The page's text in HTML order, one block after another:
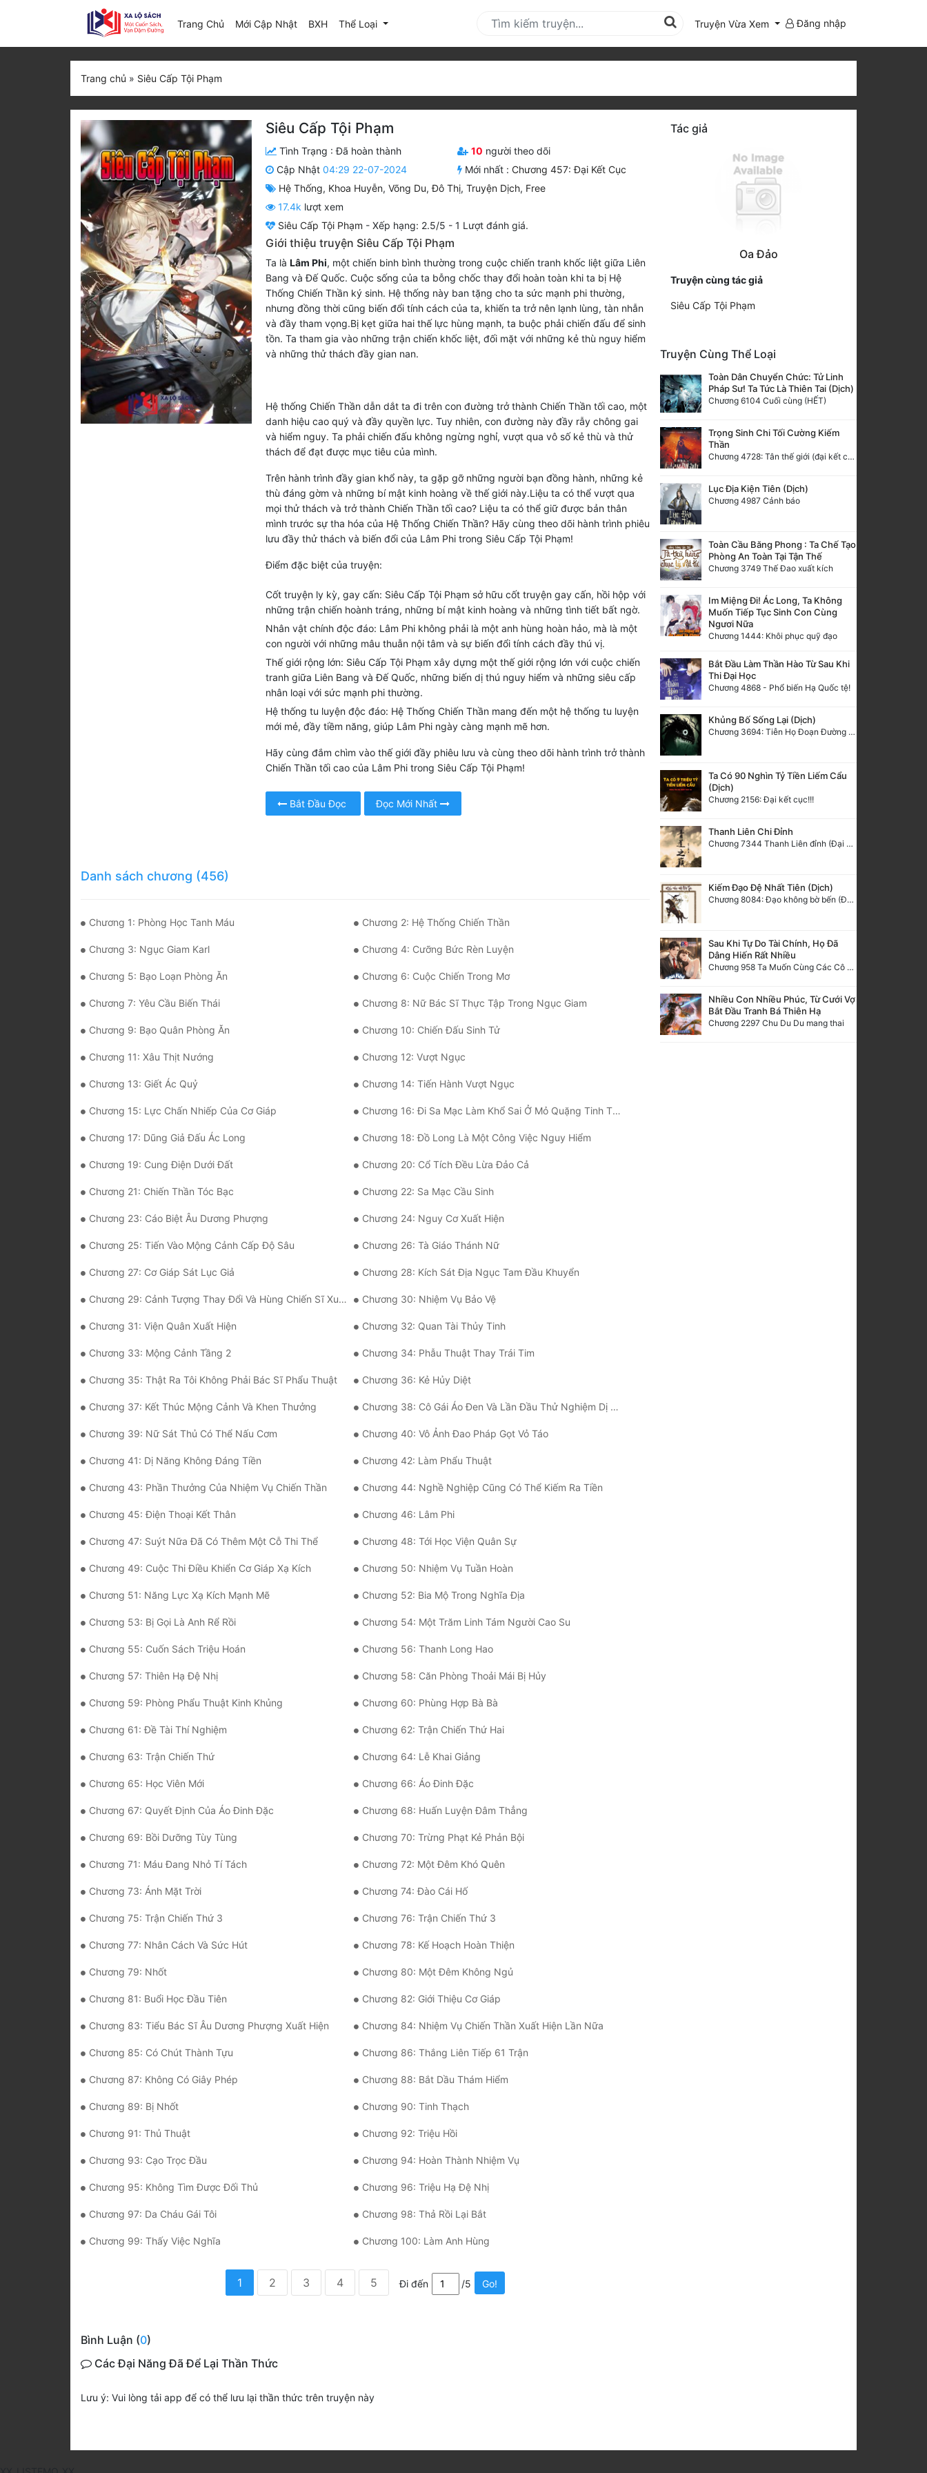
Trang Chủ Mới Cập Nhật(current)
BXH Thể Loại Truyện Vừa Xem Đăng nhập
Trang chủ » Siêu Cấp Tội Phạm
Siêu Cấp Tội Phạm
Tình Trạng :Đã hoàn thành 10 người theo dõi
Cập Nhật 04:29 22-07-2024 Mới nhất :Chương 457: Đại Kết Cục
Hệ Thống, Khoa Huyễn, Võng Du,Đô Thị, Truyện Dịch, Free
17.4k lượt xem
Siêu Cấp Tội Phạm - Xếp hạng: 2.5/5 - 1 Lượt đánh giá.
Giới thiệu truyện Siêu Cấp Tội Phạm
Ta là Lâm Phi, một chiến binh bình thường trong cuộc chiến tranh khốc liệt giữa Liên
Bang và Đế Quốc. Cuộc sống của ta bỗng chốc thay đổi hoàn toàn khi ta bị Hệ
Thống Chiến Thần ký sinh. Hệ thống này ban tặng cho ta sức mạnh phi thường,
nhưng đồng thời cũng biến đổi tính cách của ta, khiến ta trở nên lạnh lùng, tàn nhẫn
và đầy tham vọng.Bị kẹt giữa hai thế lực hùng mạnh, ta buộc phải chiến đấu để sinh
tồn. Ta tham gia vào những trận chiến khốc liệt, đối mặt với những kẻ thù nguy hiểm
và những thử thách đầy gian nan.
Hệ thống Chiến Thần dẫn dắt ta đi trên con đường trở thành Chiến Thần tối cao, một
danh hiệu cao quý và đầy quyền lực. Tuy nhiên, con đường này đầy rẫy chông gai
và hiểm nguy. Ta phải chiến đấu không ngừng nghỉ, vượt qua vô số kẻ thù và thử
thách để đạt được mục tiêu của mình.
Trên hành trình đầy gian khổ này, ta gặp gỡ những người bạn đồng hành, những kẻ
thù đáng gờm và những bí mật kinh hoàng về thế giới này.Liệu ta có thể vượt qua
mọi thử thách và trở thành Chiến Thần tối cao? Liệu ta có thể giữ được bản thân
mình trước sự tha hóa của Hệ Thống Chiến Thần? Hãy cùng theo dõi hành trình phiêu
lưu đầy thử thách và biến đổi của Lâm Phi trong Siêu Cấp Tội Phạm!
Điểm đặc biệt của truyện:
Cốt truyện ly kỳ, gay cấn: Siêu Cấp Tội Phạm sở hữu cốt truyện gay cấn, hồi hộp với
những trận chiến hoành tráng, những bí mật kinh hoàng và những tình tiết bất ngờ.
Nhân vật chính độc đáo: Lâm Phi không phải là một anh hùng hoàn hảo, mà là một
con người với những mâu thuẫn nội tâm và sự biến đổi tính cách đầy thú vị.
Thế giới rộng lớn: Siêu Cấp Tội Phạm xây dựng một thế giới rộng lớn với cuộc chiến
tranh giữa Liên Bang và Đế Quốc, những biến dị thú nguy hiểm và những siêu cấp
nhân loại với sức mạnh phi thường.
Hệ thống tu luyện độc đáo: Hệ Thống Chiến Thần mang đến một hệ thống tu luyện
mới mẻ, đầy tiềm năng, giúp Lâm Phi ngày càng mạnh mẽ hơn.
Hãy cùng đắm chìm vào thế giới đầy phiêu lưu và cùng theo dõi hành trình trở thành
Chiến Thần tối cao của Lâm Phi trong Siêu Cấp Tội Phạm!
Bắt Đầu Đọc Đọc Mới Nhất
Danh sách chương (456)
Chương 1: Phòng Học Tanh Máu Chương 2: Hệ Thống Chiến Thần
Chương 3: Ngục Giam Karl Chương 4: Cưỡng Bức Rèn Luyện
Chương 5: Bạo Loạn Phòng Ăn Chương 6: Cuộc Chiến Trong Mơ
Chương 7: Yêu Cầu Biến Thái Chương 8: Nữ Bác Sĩ Thực Tập Trong Ngục Giam
Chương 9: Bạo Quân Phòng Ăn Chương 10: Chiến Đấu Sinh Tử
Chương 11: Xâu Thịt Nướng Chương 12: Vượt Ngục
Chương 13: Giết Ác Quỷ Chương 14: Tiến Hành Vượt Ngục
Chương 15: Lực Chấn Nhiếp Của Cơ Giáp Chương 16: Đi Sa Mạc Làm Khổ Sai Ở Mỏ Quặng Tinh Thạch
Chương 17: Dũng Giả Đấu Ác Long Chương 18: Đồ Long Là Một Công Việc Nguy Hiểm
Chương 19: Cung Điện Dưới Đất Chương 20: Cổ Tích Đều Lừa Đảo Cả
Chương 21: Chiến Thần Tóc Bạc Chương 22: Sa Mạc Cầu Sinh
Chương 23: Cáo Biệt Âu Dương Phượng Chương 24: Nguy Cơ Xuất Hiện
Chương 25: Tiến Vào Mộng Cảnh Cấp Độ Sâu Chương 26: Tà Giáo Thánh Nữ
Chương 27: Cơ Giáp Sát Lục Giả Chương 28: Kích Sát Địa Ngục Tam Đầu Khuyển
Chương 29: Cảnh Tượng Thay Đổi Và Hùng Chiến Sĩ Xuất Hiện Chương 30: Nhiệm Vụ Bảo Vệ
Chương 31: Viện Quân Xuất Hiện Chương 32: Quan Tài Thủy Tinh
Chương 33: Mộng Cảnh Tầng 2 Chương 34: Phẫu Thuật Thay Trái Tim
Chương 35: Thật Ra Tôi Không Phải Bác Sĩ Phẩu Thuật Chương 36: Kẻ Hủy Diệt
Chương 37: Kết Thúc Mộng Cảnh Và Khen Thưởng Chương 38: Cô Gái Áo Đen Và Lần Đầu Thử Nghiệm Dị Năng
Chương 39: Nữ Sát Thủ Có Thể Nấu Cơm Chương 40: Vô Ảnh Đao Pháp Gọt Vỏ Táo
Chương 41: Dị Năng Không Đáng Tiền Chương 42: Làm Phẩu Thuật
Chương 43: Phần Thưởng Của Nhiệm Vụ Chiến Thần Chương 44: Nghề Nghiệp Cũng Có Thể Kiếm Ra Tiền
Chương 45: Điện Thoại Kết Thân Chương 46: Lâm Phi
Chương 47: Suýt Nữa Đã Có Thêm Một Cỗ Thi Thể Chương 48: Tới Học Viện Quân Sự
Chương 49: Cuộc Thi Điều Khiển Cơ Giáp Xạ Kích Chương 50: Nhiệm Vụ Tuần Hoàn
Chương 51: Năng Lực Xạ Kích Mạnh Mẽ Chương 52: Bia Mộ Trong Nghĩa Địa
Chương 53: Bị Gọi Là Anh Rể Rồi Chương 54: Một Trăm Linh Tám Người Cao Su
Chương 55: Cuốn Sách Triệu Hoán Chương 56: Thanh Long Hao
Chương 57: Thiên Hạ Đệ Nhị Chương 58: Căn Phòng Thoải Mái Bị Hủy
Chương 59: Phòng Phẩu Thuật Kinh Khủng Chương 60: Phùng Hợp Bà Bà
Chương 61: Đề Tài Thí Nghiệm Chương 62: Trận Chiến Thứ Hai
Chương 63: Trận Chiến Thứ Chương 64: Lễ Khai Giảng
Chương 65: Học Viên Mới Chương 66: Áo Đinh Đặc
Chương 67: Quyết Định Của Áo Đinh Đặc Chương 68: Huấn Luyện Đâm Thẳng
Chương 69: Bồi Dưỡng Tùy Tùng Chương 70: Trừng Phạt Kẻ Phản Bội
Chương 71: Máu Đang Nhỏ Tí Tách Chương 72: Một Đêm Khó Quên
Chương 73: Ánh Mặt Trời Chương 74: Đào Cái Hố
Chương 75: Trận Chiến Thứ 3 Chương 76: Trận Chiến Thứ 3
Chương 77: Nhân Cách Và Sức Hút Chương 78: Kế Hoạch Hoàn Thiện
Chương 79: Nhốt Chương 80: Một Đêm Không Ngủ
Chương 81: Buổi Học Đầu Tiên Chương 82: Giới Thiệu Cơ Giáp
Chương 83: Tiểu Bác Sĩ Âu Dương Phượng Xuất Hiện Chương 84: Nhiệm Vụ Chiến Thần Xuất Hiện Lần Nữa
Chương 85: Có Chút Thành Tựu Chương 86: Thắng Liên Tiếp 61 Trận
Chương 87: Không Có Giây Phép Chương 88: Bắt Dầu Thám Hiểm
Chương 89: Bị Nhốt Chương 90: Tinh Thạch
Chương 91: Thủ Thuật Chương 92: Triệu Hồi
Chương 93: Cạo Trọc Đầu Chương 94: Hoàn Thành Nhiệm Vụ
Chương 95: Không Tìm Được Đối Thủ Chương 96: Triệu Hạ Đệ Nhị
Chương 97: Da Cháu Gái Tôi Chương 98: Thả Rồi Lại Bắt
Chương 99: Thấy Việc Nghĩa Chương 100: Làm Anh Hùng
1 2 3 4 5 Đi đến /5 Go!
Bình Luận (0)
Các Đại Năng Đã Để Lại Thần Thức
Lưu ý: Vui lòng tải app để có thể lưu lại thần thức trên truyện này
Tác giả
Oa Đảo
Truyện cùng tác giả
Siêu Cấp Tội Phạm
Truyện Cùng Thể Loại
Toàn Dân Chuyển Chức: Tử Linh
Pháp Sư! Ta Tức Là Thiên Tai (Dịch)
Chương 6104 Cuối cùng (HẾT)
Trọng Sinh Chi Tối Cường Kiếm
Thần
Chương 4728: Tân thế giới (đại kết cục) (10)
Lục Địa Kiện Tiên (Dịch)
Chương 4987 Cảnh báo
Toàn Cầu Băng Phong : Ta Chế Tạo
Phòng An Toàn Tại Tận Thế
Chương 3749 Thế Đao xuất kích
Im Miệng Đi! Ác Long, Ta Không
Muốn Tiếp Tục Sinh Con Cùng
Ngươi Nữa
Chương 1444: Khôi phục quỹ đạo
Bắt Đầu Làm Thần Hào Từ Sau Khi
Thi Đại Học
Chương 4868 - Phổ biến Hạ Quốc tệ!
Khủng Bố Sống Lại (Dịch)
Chương 3694: Tiễn Họ Đoạn Đường Cuối - Hoàn
Ta Có 90 Nghìn Tỷ Tiền Liếm Cẩu
(Dịch)
Chương 2156: Đại kết cục!!!
Thanh Liên Chi Đỉnh
Chương 7344 Thanh Liên đỉnh (Đại kết cục) (2) HẾT.
Kiếm Đạo Đệ Nhất Tiên (Dịch)
Chương 8084: Đạo không bờ bến (Đại kết cục) (10)
Sau Khi Tự Do Tài Chính, Họ Đã
Dâng Hiến Rất Nhiều
Chương 958 Ta Muốn Cùng Các Cô Vĩnh Viễn Ở Bên Nhau (2) Hết
Nhiều Con Nhiều Phúc, Từ Cưới Vợ
Bắt Đầu Tranh Bá Thiên Hạ
Chương 2297 Chu Du Du mang thai